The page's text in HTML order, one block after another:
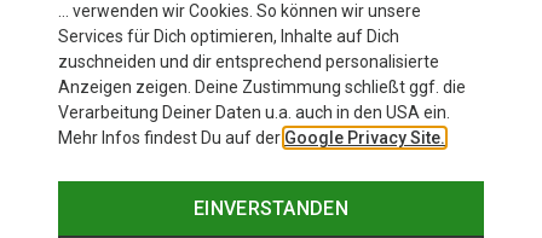
Ascender 13 Rucksack
109,40 €
… verwenden wir Cookies. So können wir unsere
Services für Dich optimieren, Inhalte auf Dich
zuschneiden und dir entsprechend personalisierte
Anzeigen zeigen. Deine Zustimmung schließt ggf. die
Verarbeitung Deiner Daten u.a. auch in den USA ein.
Mehr Infos findest Du auf der Google Privacy Site.
EINVERSTANDEN